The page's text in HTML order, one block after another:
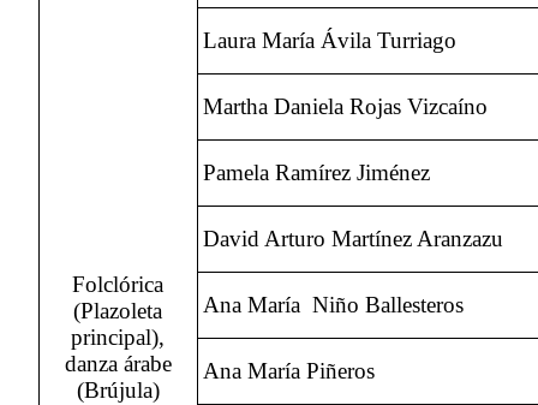
Folclórica
(Plazoleta
principal),
danza árabe
(Brújula)
Laura María Ávila Turriago
Martha Daniela Rojas Vizcaíno
Pamela Ramírez Jiménez
David Arturo Martínez Aranzazu
Ana María Niño Ballesteros
Ana María Piñeros